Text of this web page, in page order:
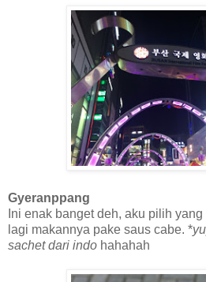
Gyeranppang
Ini enak banget deh, aku pilih
lagi makannya pake saus cabe. *
sachet dari indo hahahah